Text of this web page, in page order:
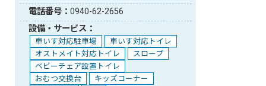
電話番号：0940-62-2656
設備・サービス：
車いす対応駐車場
車いす対応トイレ
オストメイト対応トイレ
スロープ
ベビーチェア設置トイレ
おむつ交換台
キッズコーナー